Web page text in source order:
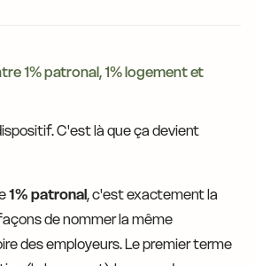
1% patronal, 1% logement et
C'est là que ça devient
1% patronal, c'est exactement la
de nommer la même
des employeurs. Le premier terme